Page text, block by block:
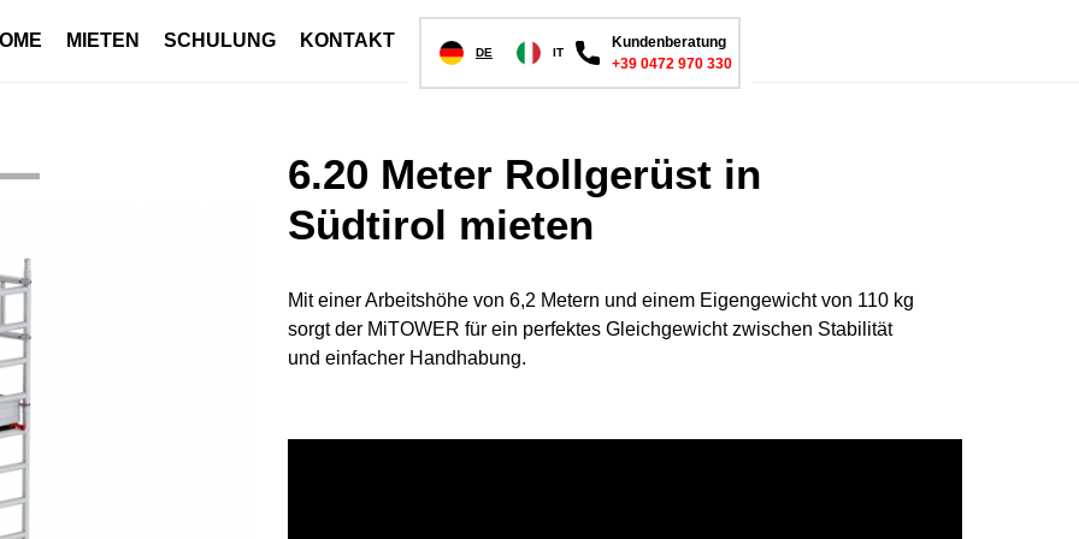
MIETEN SCHULUNG KONTAKT
DE IT
Kundenberatung
+39 0472 970 330
6.20 Meter Rollgerüst in
Südtirol mieten
Mit einer Arbeitshöhe von 6,2 Metern und einem Eigengewicht von 110 kg
sorgt der MiTOWER für ein perfektes Gleichgewicht zwischen Stabilität
und einfacher Handhabung.